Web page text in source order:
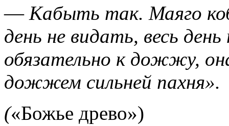
—Кабыть так. Маяго
день не видать, весь
обязательно к дожжу,
дожжем сильней пахня».
(«Божье древо»)